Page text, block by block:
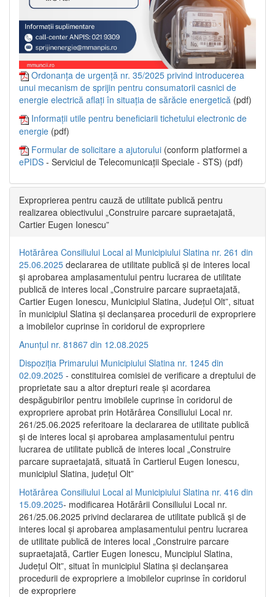
Ordonanța de urgență nr. 35/2025 privind introducerea
unui mecanism de sprijin pentru consumatorii casnici de
energie electrică aflați în situația de sărăcie energetică (pdf)
Informații utile pentru beneficiarii tichetului electronic de
energie (pdf)
Formular de solicitare a ajutorului (conform platformei a
ePIDS - Serviciul de Telecomunicații Speciale - STS) (pdf)
Exproprierea pentru cauză de utilitate publică pentru
realizarea obiectivului „Construire parcare supraetajată,
Cartier Eugen Ionescu”
Hotărârea Consiliului Local al Municipiului Slatina nr. 261 din
25.06.2025 declararea de utilitate publică și de interes local
și aprobarea amplasamentului pentru lucrarea de utilitate
publică de interes local „Construire parcare supraetajată,
Cartier Eugen Ionescu, Municipiul Slatina, Județul Olt”, situat
în municipiul Slatina și declanșarea procedurii de expropriere
a imobilelor cuprinse în coridorul de expropriere
Anunțul nr. 81867 din 12.08.2025
Dispoziția Primarului Municipiului Slatina nr. 1245 din
02.09.2025 - constituirea comisiei de verificare a dreptului de
proprietate sau a altor drepturi reale și acordarea
despăgubirilor pentru imobilele cuprinse în coridorul de
expropriere aprobat prin Hotărârea Consiliului Local nr.
261/25.06.2025 referitoare la declararea de utilitate publică
și de interes local și aprobarea amplasamentului pentru
lucrarea de utilitate publică de interes local „Construire
parcare supraetajată, situată în Cartierul Eugen Ionescu,
municipiul Slatina, județul Olt”
Hotărârea Consiliului Local al Municipiului Slatina nr. 416 din
15.09.2025- modificarea Hotărârii Consiliului Local nr.
261/25.06.2025 privind declararea de utilitate publică și de
interes local și aprobarea amplasamentului pentru lucrarea
de utilitate publică de interes local „Construire parcare
supraetajată, Cartier Eugen Ionescu, Muncipiul Slatina,
Județul Olt”, situat în municipiul Slatina și declanșarea
procedurii de expropriere a imobilelor cuprinse în coridorul
de expropriere